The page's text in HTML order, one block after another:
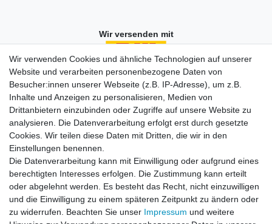
Wir versenden mit
Einkaufen
Zahlungsarten
Versandarten & -kosten
Widerrufsrecht
Warenkorb
Zur Kasse
Vertrag widerrufen
Wir verwenden Cookies und ähnliche Technologien auf unserer
Website und verarbeiten personenbezogene Daten von
Besucher:innen unserer Webseite (z.B. IP-Adresse), um z.B.
Inhalte und Anzeigen zu personalisieren, Medien von
Drittanbietern einzubinden oder Zugriffe auf unsere Website zu
analysieren. Die Datenverarbeitung erfolgt erst durch gesetzte
Cookies. Wir teilen diese Daten mit Dritten, die wir in den
Einstellungen benennen.
Die Datenverarbeitung kann mit Einwilligung oder aufgrund eines
berechtigten Interesses erfolgen. Die Zustimmung kann erteilt
oder abgelehnt werden. Es besteht das Recht, nicht einzuwilligen
und die Einwilligung zu einem späteren Zeitpunkt zu ändern oder
zu widerrufen. Beachten Sie unser Impressum und weitere